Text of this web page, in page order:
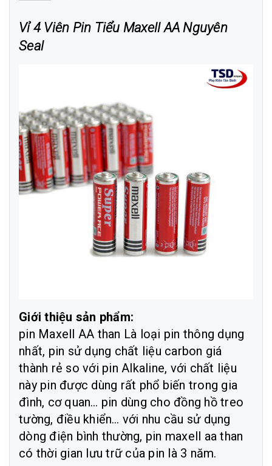
Vỉ 4 Viên Pin Tiểu Maxell AA Nguyên
Seal
Giới thiệu sản phẩm:
pin Maxell AA than Là loại pin thông dụng
nhất, pin sử dụng chất liệu carbon giá
thành rẻ so với pin Alkaline, với chất liệu
này pin được dùng rất phổ biến trong gia
đình, cơ quan… pin dùng cho đồng hồ treo
tường, điều khiển… với nhu cầu sử dụng
dòng điện bình thường, pin maxell aa than
có thời gian lưu trữ của pin là 3 năm.